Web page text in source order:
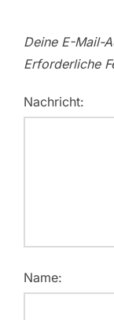
Deine E-Mail-
Erforderliche
Nachricht:
Name: